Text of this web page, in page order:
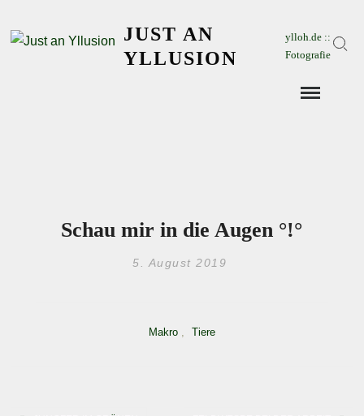
JUST AN
YLLUSION
ylloh.de ::
Fotografie
Schau mir in die Augen °!°
5. August 2019
Makro, Tiere